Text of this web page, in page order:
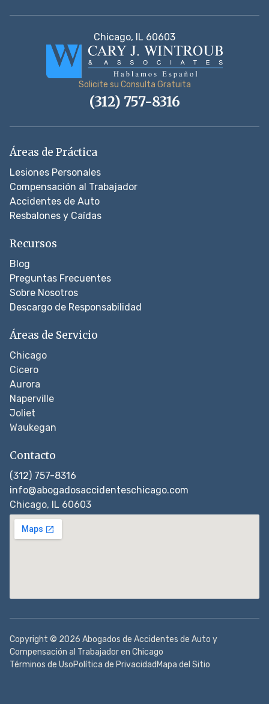
Chicago, IL 60603
Solicite su Consulta Gratuita
(312) 757-8316
Áreas de Práctica
Lesiones Personales
Compensación al Trabajador
Accidentes de Auto
Resbalones y Caídas
Recursos
Blog
Preguntas Frecuentes
Sobre Nosotros
Descargo de Responsabilidad
Áreas de Servicio
Chicago
Cicero
Aurora
Naperville
Joliet
Waukegan
Contacto
(312) 757-8316
info@abogadosaccidenteschicago.com
Chicago, IL 60603
Copyright © 2026 Abogados de Accidentes de Auto y
Compensación al Trabajador en Chicago
Términos de UsoPolítica de Privacidad Mapa del Sitio